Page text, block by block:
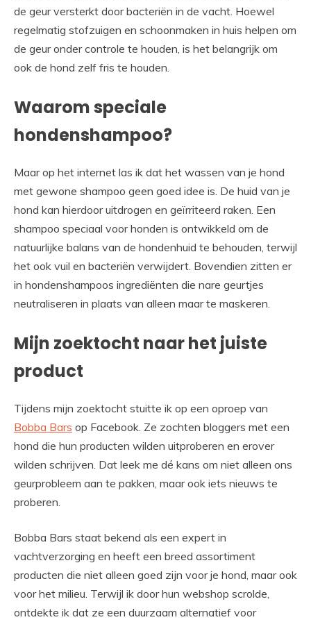
de geur versterkt door bacteriën in de vacht. Hoewel
regelmatig stofzuigen en schoonmaken in huis helpen om
de geur onder controle te houden, is het belangrijk om
ook de hond zelf fris te houden.
Waarom speciale
hondenshampoo?
Maar op het internet las ik dat het wassen van je hond
met gewone shampoo geen goed idee is. De huid van je
hond kan hierdoor uitdrogen en geïrriteerd raken. Een
shampoo speciaal voor honden is ontwikkeld om de
natuurlijke balans van de hondenhuid te behouden, terwijl
het ook vuil en bacteriën verwijdert. Bovendien zitten er
in hondenshampoos ingrediënten die nare geurtjes
neutraliseren in plaats van alleen maar te maskeren.
Mijn zoektocht naar het juiste
product
Tijdens mijn zoektocht stuitte ik op een oproep van
Bobba Bars op Facebook. Ze zochten bloggers met een
hond die hun producten wilden uitproberen en erover
wilden schrijven. Dat leek me dé kans om niet alleen ons
geurprobleem aan te pakken, maar ook iets nieuws te
proberen.
Bobba Bars staat bekend als een expert in
vachtverzorging en heeft een breed assortiment
producten die niet alleen goed zijn voor je hond, maar ook
voor het milieu. Terwijl ik door hun webshop scrolde,
ontdekte ik dat ze een duurzaam alternatief voor